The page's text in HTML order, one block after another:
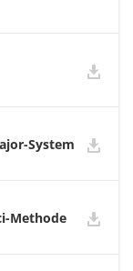
System
Methode